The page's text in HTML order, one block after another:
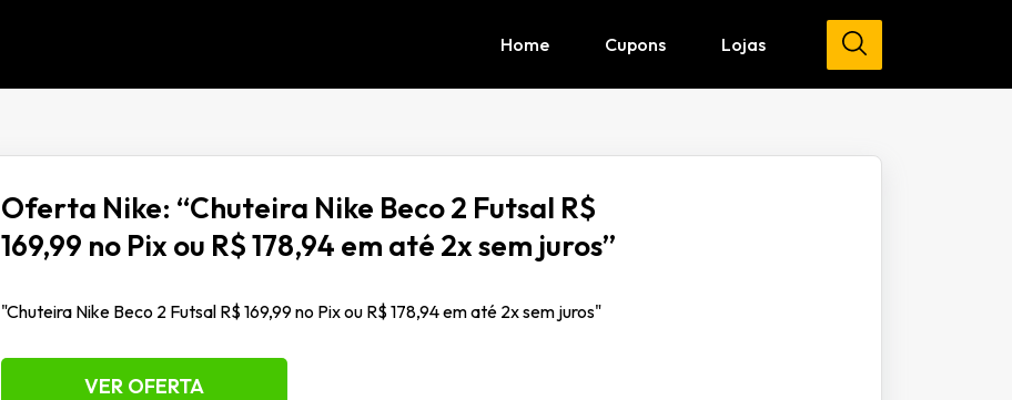
Home Cupons Lojas
Oferta Nike: “Chuteira Nike Beco 2 Futsal R$
169,99 no Pix ou R$ 178,94 em até 2x sem juros”
"Chuteira Nike Beco 2 Futsal R$ 169,99 no Pix ou R$ 178,94 em até 2x sem juros"
VER OFERTA